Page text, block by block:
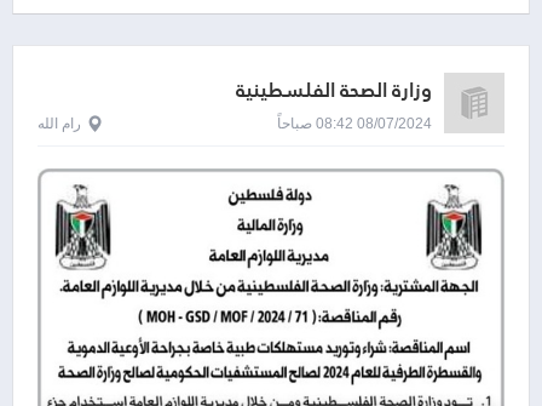
وزارة الصحة الفلسطينية
08/07/2024 08:42 صباحاً رام الله